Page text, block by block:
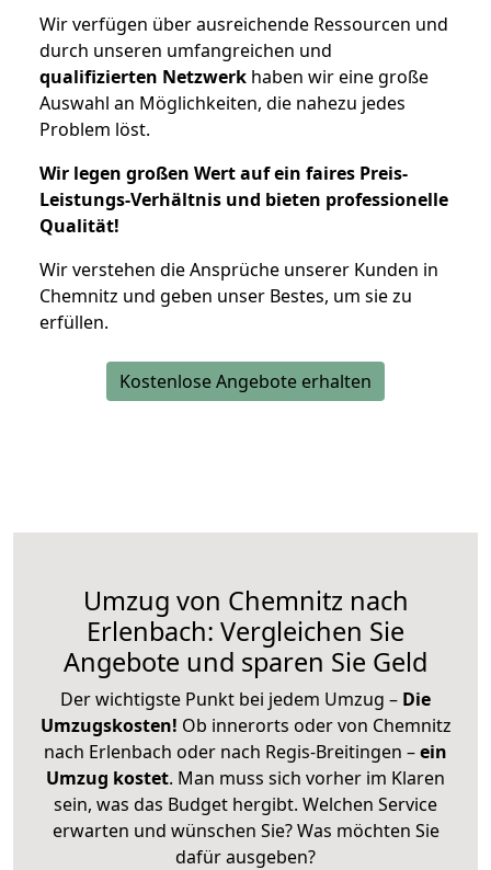
Wir verfügen über ausreichende Ressourcen und
durch unseren umfangreichen und
qualifizierten Netzwerk haben wir eine große
Auswahl an Möglichkeiten, die nahezu jedes
Problem löst.
Wir legen großen Wert auf ein faires Preis-
Leistungs-Verhältnis und bieten professionelle
Qualität!
Wir verstehen die Ansprüche unserer Kunden in
Chemnitz und geben unser Bestes, um sie zu
erfüllen.
Kostenlose Angebote erhalten
Umzug von Chemnitz nach
Erlenbach: Vergleichen Sie
Angebote und sparen Sie Geld
Der wichtigste Punkt bei jedem Umzug – Die
Umzugskosten! Ob innerorts oder von Chemnitz
nach Erlenbach oder nach Regis-Breitingen –ein
Umzug kostet. Man muss sich vorher im Klaren
sein, was das Budget hergibt. Welchen Service
erwarten und wünschen Sie? Was möchten Sie
dafür ausgeben?